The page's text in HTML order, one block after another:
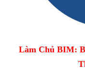
Làm Chủ BIM: